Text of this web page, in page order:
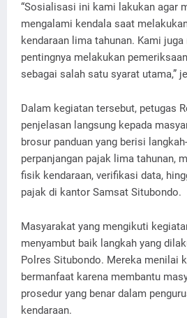
“Sosialisasi ini kami lakukan agar
mengalami kendala saat
kendaraan lima tahunan. Kami
pentingnya melakukan
sebagai salah satu syarat utama,”
Dalam kegiatan tersebut, petugas
penjelasan langsung kepada
brosur panduan yang berisi
perpanjangan pajak lima tahunan,
fisik kendaraan, verifikasi data,
pajak di kantor Samsat Situbondo.
Masyarakat yang mengikuti
menyambut baik langkah yang
Polres Situbondo. Mereka menilai
bermanfaat karena membantu
prosedur yang benar dalam
kendaraan.